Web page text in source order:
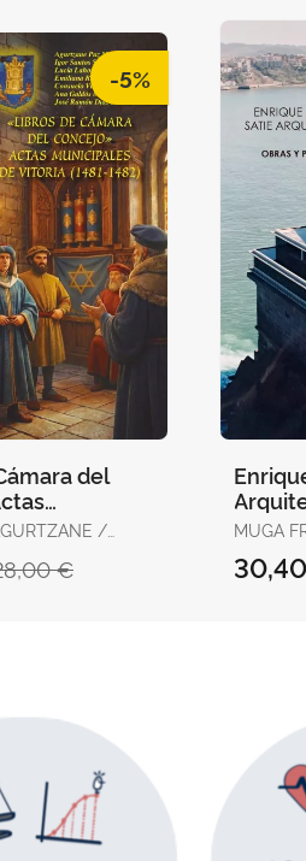
-5%
del
de Vitoria
/
LUCÍA /
€
MUGA